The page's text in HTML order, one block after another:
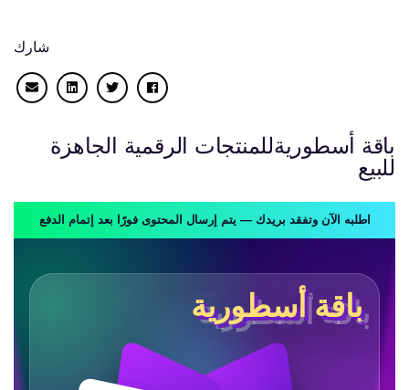
شارك
باقة أسطوريةللمنتجات الرقمية الجاهزة
للبيع
اطلبه الآن وتفقد بريدك — يتم إرسال المحتوى فورًا بعد إتمام الدفع